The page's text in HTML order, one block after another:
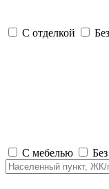
С отделкой
С мебелью